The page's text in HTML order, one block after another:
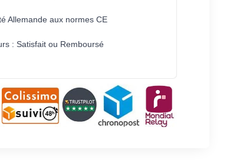
Allemande aux normes CE
: Satisfait ou Remboursé